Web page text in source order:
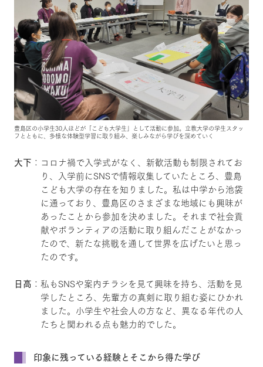
豊島区の小学生30人ほどが「こども大学生」として活動に参加。立教大学の学生スタッ
フとともに、多様な体験型学習に取り組み、楽しみながら学びを深めていく
大下 ：コロナ禍で入学式がなく、新歓活動も制限されてお
り、入学前にSNSで情報収集していたところ、豊島
こども大学の存在を知りました。私は中学から池袋
に通っており、豊島区のさまざまな地域にも興味が
あったことから参加を決めました。それまで社会貢
献やボランティアの活動に取り組んだことがなかっ
たので、新たな挑戦を通して世界を広げたいと思っ
たのです。
日高 ：私もSNSや案内チラシを見て興味を持ち、活動を見
学したところ、先輩方の真剣に取り組む姿にひかれ
ました。小学生や社会人の方など、異なる年代の人
たちと関われる点も魅力的でした。
印象に残っている経験とそこから得た学び